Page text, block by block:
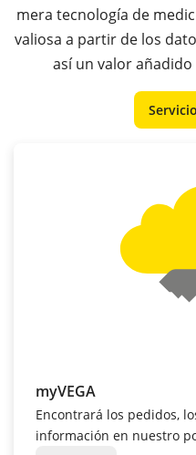
mera tecnología de
valiosa a partir de los
así un valor
myVEGA
Encontrará los pedidos,
información en nuestro